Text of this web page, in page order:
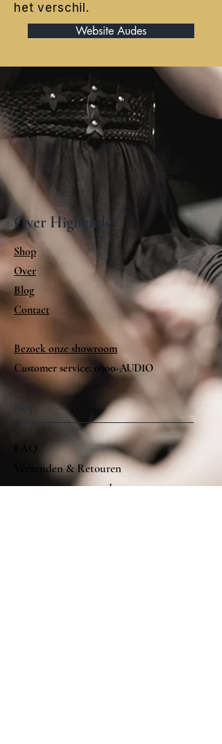
het verschil.
Website Audes
Over Highender
Shop
Over
Blog
Contact
Bezoek onze showroom
Customer service: 0900-AUDIO
FAQ
Verzenden & Retouren
Algemene voorwaarden